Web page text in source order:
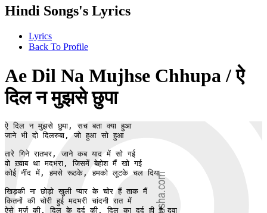
Hindi Songs's Lyrics
Lyrics
Back To Profile
Ae Dil Na Mujhse Chhupa / ऐ
दिल न मुझसे छुपा
ऐ दिल न मुझसे छुपा, सच बता क्या हुआ
जाने भी दो दिलरुबा, जो हुआ सो हुआ
तारे गिने रातभर, जाने कब याद में सो गई
वो ख़्वाब था मदभरा, जिसमें बेहोश मैं खो गई
कोई नींद में, हमसे रूठके, हमको लूटके चल दिया
खिड़की ना छोड़ो खुली प्यार के चोर हैं ताक मैं
कितनों की चोरी हुई मदभरी चांदनी रात में
ऐसे मर्ज़ की, दिल के दर्द की, दिल का दर्द ही है दवा